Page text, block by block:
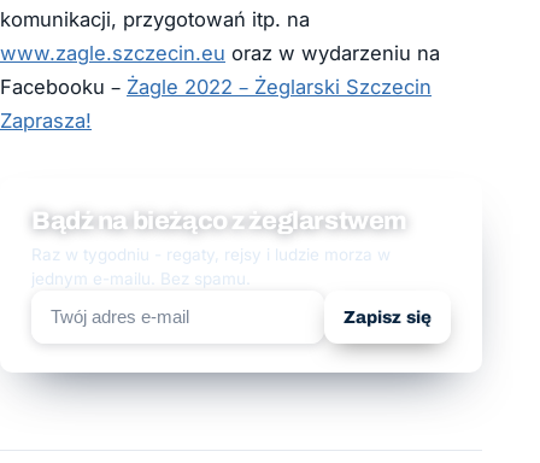
komunikacji, przygotowań itp. na
www.zagle.szczecin.eu oraz w wydarzeniu na
Facebooku – Żagle 2022 – Żeglarski Szczecin
Zaprasza!
Bądź na bieżąco z żeglarstwem
Raz w tygodniu - regaty, rejsy i ludzie morza w
jednym e-mailu. Bez spamu.
Zapisz się